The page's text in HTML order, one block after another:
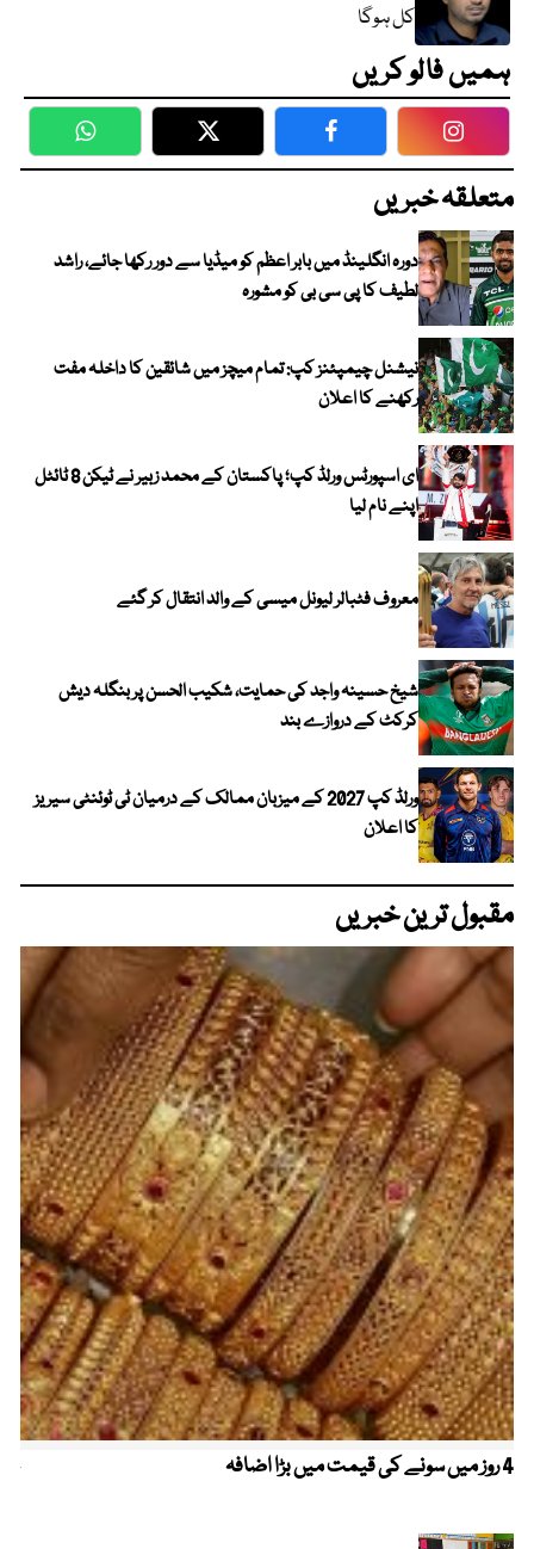
کل ہوگا
ہمیں فالو کریں
WhatsApp Twitter Facebook
متعلقہ خبریں
دورہ انگلینڈ میں بابر اعظم کو میڈیا سے دور رکھا جائے، راشد
لطیف کا پی سی بی کو مشورہ
نیشنل چیمپئنز کپ: تمام میچز میں شائقین کا داخلہ مفت
رکھنے کا اعلان
ای اسپورٹس ورلڈ کپ؛ پاکستان کے محمد زبیر نے ٹیکن 8 ٹائٹل
اپنے نام لیا
معروف فٹبالر لیونل میسی کے والد انتقال کر گئے
شیخ حسینہ واجد کی حمایت، شکیب الحسن پر بنگلہ دیش
کرکٹ کے دروازے بند
ورلڈ کپ 2027 کے میزبان ممالک کے درمیان ٹی ٹوئنٹی سیریز
کا اعلان
مقبول ترین خبریں
4 روز میں سونے کی قیمت میں بڑا اضافہ